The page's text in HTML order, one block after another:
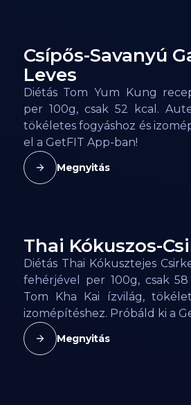
52kcal
Csípős-Savanyú
Leves
Diétás Tom Yum Kung
per 100g, csak 52 kcal.
tökéletes fogyáshoz és
el a GetFIT App-ban!
Megnyitás
58kcal
Thai Kókuszos-
Diétás Thai Kókusztejes
fehérjével per 100g, csak
Tom Kha Kai ízvilág,
izomépítéshez. Próbáld ki a
Megnyitás